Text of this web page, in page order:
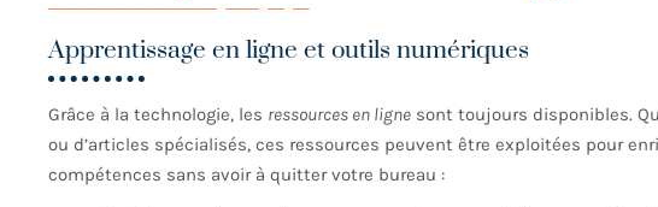
Apprentissage en ligne et outils numériques
Grâce à la technologie, les ressources en ligne sont toujours disponibles.
ou d’articles spécialisés, ces ressources peuvent être exploitées pour
compétences sans avoir à quitter votre bureau :